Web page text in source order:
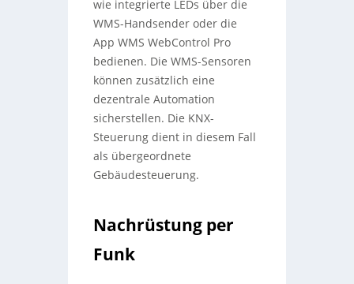
wie integrierte LEDs über die
WMS-Handsender oder die
App WMS WebControl Pro
bedienen. Die WMS-Sensoren
können zusätzlich eine
dezentrale Automation
sicherstellen. Die KNX-
Steuerung dient in diesem Fall
als übergeordnete
Gebäudesteuerung.
Nachrüstung per
Funk